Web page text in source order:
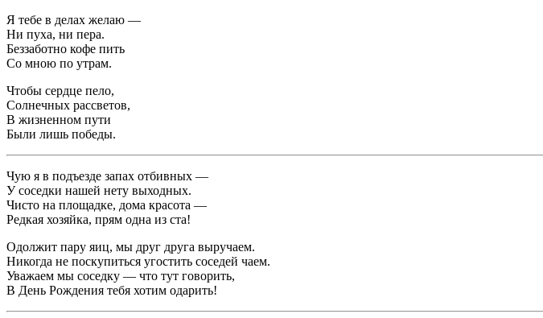
Я тебе в делах желаю —
Ни пуха, ни пера.
Беззаботно кофе пить
Со мною по утрам.
Чтобы сердце пело,
Солнечных рассветов,
В жизненном пути
Были лишь победы.
Чую я в подъезде запах отбивных —
У соседки нашей нету выходных.
Чисто на площадке, дома красота —
Редкая хозяйка, прям одна из ста!
Одолжит пару яиц, мы друг друга выручаем.
Никогда не поскупиться угостить соседей чаем.
Уважаем мы соседку — что тут говорить,
В День Рождения тебя хотим одарить!